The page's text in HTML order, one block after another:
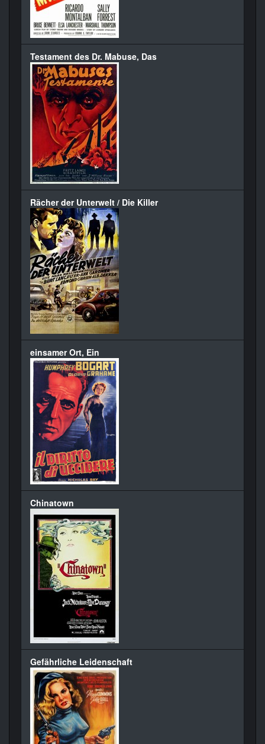
Testament des Dr. Mabuse, Das
Rächer der Unterwelt / Die Killer
einsamer Ort, Ein
Chinatown
Gefährliche Leidenschaft